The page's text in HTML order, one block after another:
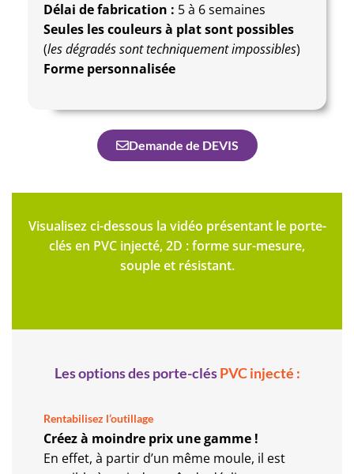
Délai de fabrication : 5 à 6 semaines
Seules les couleurs à plat sont possibles
(les dégradés sont techniquement impossibles)
Forme personnalisée
Demande de DEVIS
Visualisez ci-dessous la vidéo présentant le porte-
clés en PVC injecté, 2D : forme sur-mesure,
souple et résistant.
Les options des porte-clésPVC injecté :
Rentabilisez l’outillage
Créez à moindre prix une gamme !
En effet, à partir d’un même moule, il est